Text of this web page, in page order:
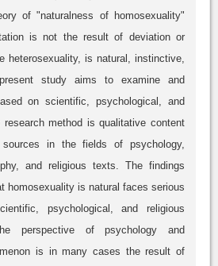
of "naturalness of homosexuality"
is not the result of deviation or
heterosexuality, is natural, instinctive,
study aims to examine and
on scientific, psychological, and
method is qualitative content
in the fields of psychology,
and religious texts. The findings
homosexuality is natural faces serious
psychological, and religious
perspective of psychology and
is in many cases the result of